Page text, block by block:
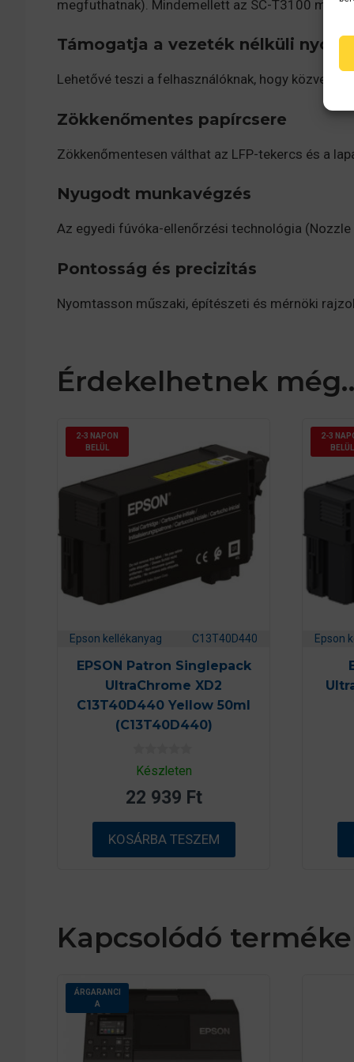
megfuthatnak). Mindemellett az SC-T3100 mély
Támogatja a vezeték nélküli
Lehetővé teszi a felhasználóknak, hogy
Zökkenőmentes papírcsere
Zökkenőmentesen válthat az LFP-tekercs és a
Nyugodt munkavégzés
Az egyedi fúvóka-ellenőrzési technológia
Pontosság és precizitás
Nyomtasson műszaki, építészeti és mérnöki
Érdekelhetnek
2-3 NAPON
BELÜL
Epson kellékanyag C13T40D440
EPSON Patron Singlepack
UltraChrome XD2
C13T40D440 Yellow 50ml
(C13T40D440)
0
a
5
b
ő
l
Készleten
22 939 Ft
KOSÁRBA TESZEM
2-3
BELÜL
Epson
Kapcsolódó
ÁRGARANCI
A